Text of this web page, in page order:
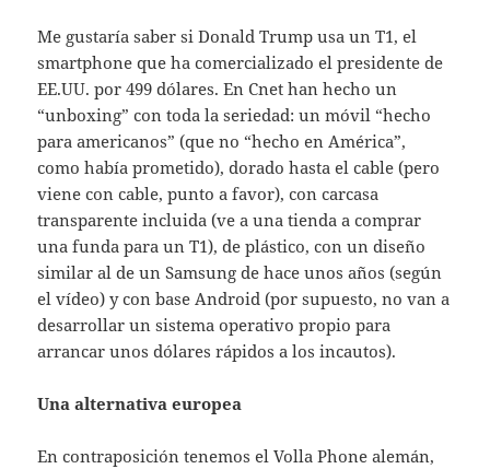
Me gustaría saber si Donald Trump usa un T1, el
smartphone que ha comercializado el presidente de
EE.UU. por 499 dólares. En Cnet han hecho un
“unboxing” con toda la seriedad: un móvil “hecho
para americanos” (que no “hecho en América”,
como había prometido), dorado hasta el cable (pero
viene con cable, punto a favor), con carcasa
transparente incluida (ve a una tienda a comprar
una funda para un T1), de plástico, con un diseño
similar al de un Samsung de hace unos años (según
el vídeo) y con base Android (por supuesto, no van a
desarrollar un sistema operativo propio para
arrancar unos dólares rápidos a los incautos).
Una alternativa europea
En contraposición tenemos el Volla Phone alemán,